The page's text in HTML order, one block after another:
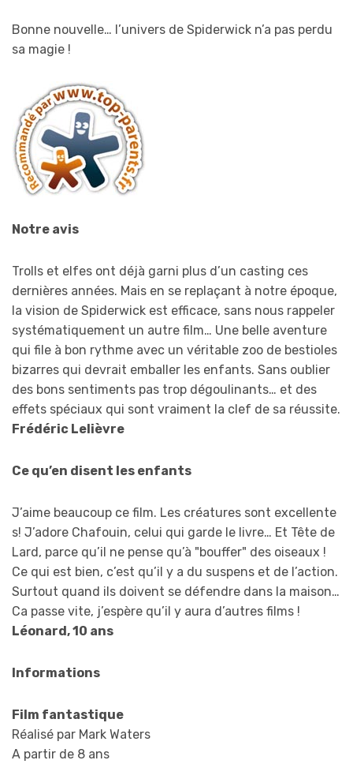
Bonne nouvelle… l’univers de Spiderwick n’a pas perdu
sa magie !
Notre avis
Trolls et elfes ont déjà garni plus d’un casting ces
dernières années. Mais en se replaçant à notre époque,
la vision de Spiderwick est efficace, sans nous rappeler
systématiquement un autre film… Une belle aventure
qui file à bon rythme avec un véritable zoo de bestioles
bizarres qui devrait emballer les enfants. Sans oublier
des bons sentiments pas trop dégoulinants… et des
effets spéciaux qui sont vraiment la clef de sa réussite.
Frédéric Lelièvre
Ce qu’en disent les enfants
J’aime beaucoup ce film. Les créatures sont excellente
s! J’adore Chafouin, celui qui garde le livre… Et Tête de
Lard, parce qu’il ne pense qu’à "bouffer" des oiseaux !
Ce qui est bien, c’est qu’il y a du suspens et de l’action.
Surtout quand ils doivent se défendre dans la maison…
Ca passe vite, j’espère qu’il y aura d’autres films !
Léonard, 10 ans
Informations
Film fantastique
Réalisé par Mark Waters
A partir de 8 ans